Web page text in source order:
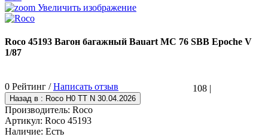
Увеличить изображение
Roco 45193 Вагон багажный Bauart MC 76 SBB Epoche V
1/87
108 |
0 Рейтинг /Написать отзыв
Производитель: Roco
Артикул: Roco 45193
Наличие: Есть